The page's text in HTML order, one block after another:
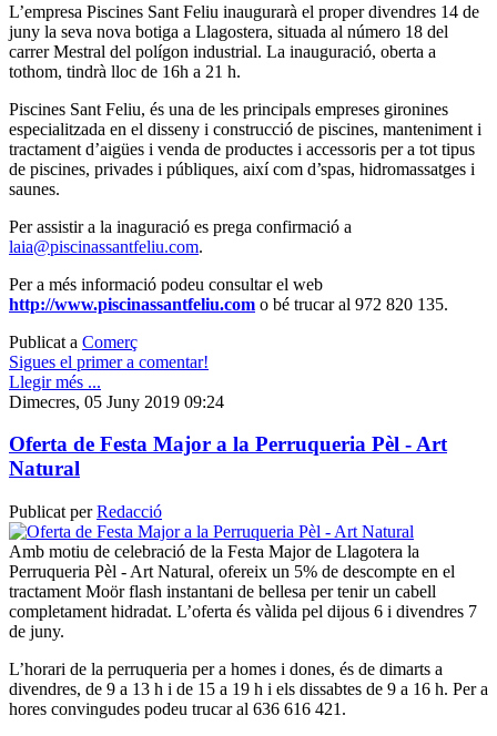
L’empresa Piscines Sant Feliu inaugurarà el proper divendres 14 de
juny la seva nova botiga a Llagostera, situada al número 18 del
carrer Mestral del polígon industrial. La inauguració, oberta a
tothom, tindrà lloc de 16h a 21 h.
Piscines Sant Feliu, és una de les principals empreses gironines
especialitzada en el disseny i construcció de piscines, manteniment i
tractament d’aigües i venda de productes i accessoris per a tot tipus
de piscines, privades i públiques, així com d’spas, hidromassatges i
saunes.
Per assistir a la inaguració es prega confirmació a
laia@piscinassantfeliu.com.
Per a més informació podeu consultar el web
http://www.piscinassantfeliu.com o bé trucar al 972 820 135.
Publicat a Comerç
Sigues el primer a comentar!
Llegir més ...
Dimecres, 05 Juny 2019 09:24
Oferta de Festa Major a la Perruqueria Pèl - Art
Natural
Publicat perRedacció
Amb motiu de celebració de la Festa Major de Llagotera la
Perruqueria Pèl - Art Natural, ofereix un 5% de descompte en el
tractament Moör flash instantani de bellesa per tenir un cabell
completament hidradat. L’oferta és vàlida pel dijous 6 i divendres 7
de juny.
L’horari de la perruqueria per a homes i dones, és de dimarts a
divendres, de 9 a 13 h i de 15 a 19 h i els dissabtes de 9 a 16 h. Per a
hores convingudes podeu trucar al 636 616 421.